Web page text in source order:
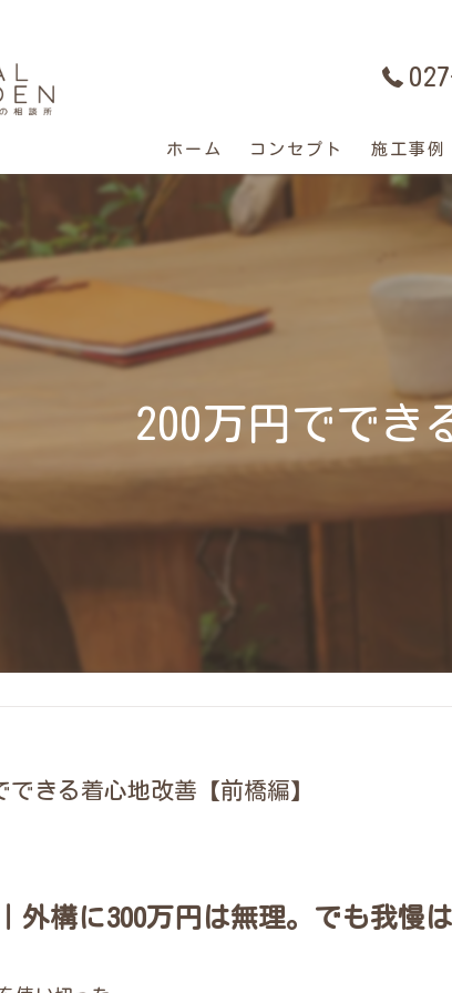
ホーム コンセプト 施工事例
200万円ででき
できる着心地改善【前橋編】
外構に300万円は無理。でも我慢